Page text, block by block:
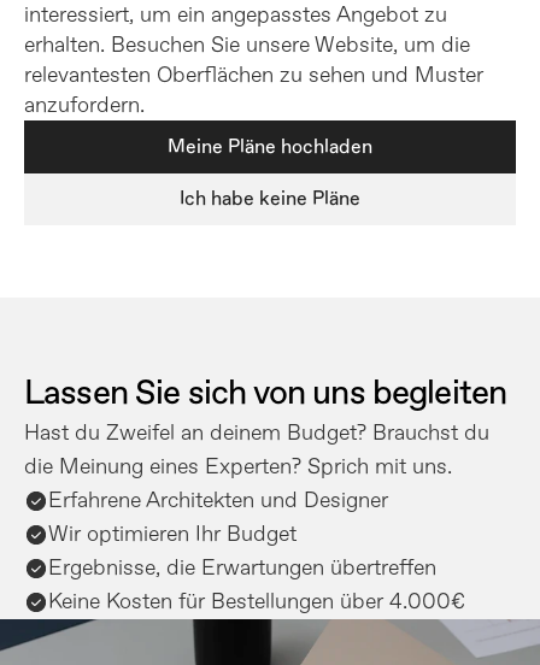
interessiert, um ein angepasstes Angebot zu
erhalten. Besuchen Sie unsere Website, um die
relevantesten Oberflächen zu sehen und Muster
anzufordern.
Meine Pläne hochladen
Ich habe keine Pläne
Lassen Sie sich von uns begleiten
Hast du Zweifel an deinem Budget? Brauchst du
die Meinung eines Experten? Sprich mit uns.
Erfahrene Architekten und Designer
Wir optimieren Ihr Budget
Ergebnisse, die Erwartungen übertreffen
Keine Kosten für Bestellungen über 4.000€